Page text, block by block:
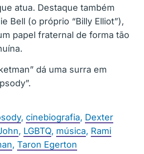
atua. Destaque também
Bell (o próprio “Billy Elliot”),
papel fraternal de forma tão
dá uma surra em
, cinebiografia, Dexter
, LGBTQ, música, Rami
, Taron Egerton